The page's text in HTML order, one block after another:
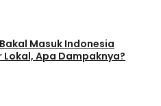
Masuk Indonesia
Apa Dampaknya?